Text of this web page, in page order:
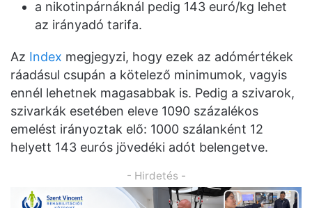
a nikotinpárnáknál pedig 143 euró/kg lehet
az irányadó tarifa.
Az Index megjegyzi, hogy ezek az adómértékek
ráadásul csupán a kötelező minimumok, vagyis
ennél lehetnek magasabbak is. Pedig a szivarok,
szivarkák esetében eleve 1090 százalékos
emelést irányoztak elő: 1000 szálanként 12
helyett 143 eurós jövedéki adót belengetve.
- Hirdetés -